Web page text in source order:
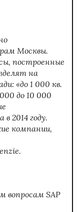
Москвы.
построенные
на
«до 1 000 кв.
до 10 000
2014 году.
компании,
вопросам SAP